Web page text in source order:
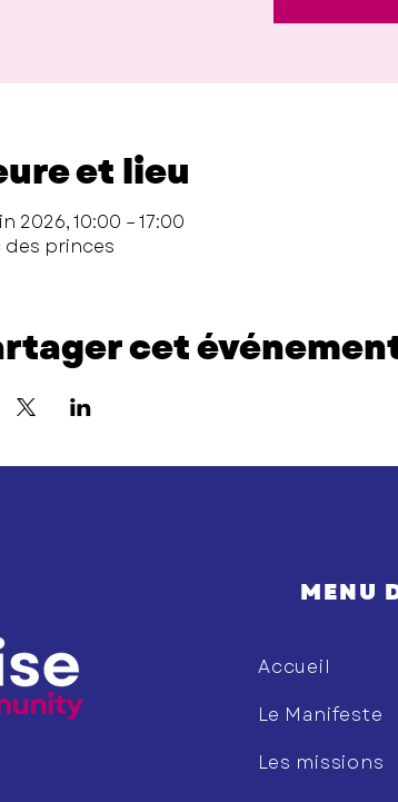
et lieu
2026, 10:00 – 17:00
des princes
cet
MENU
Accueil
Le Manifeste
Les missions